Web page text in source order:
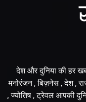
देश और दुनिया की हर
मनोरंजन , बिज़नेस , देश ,
, ज्योतिष , ट्रेवल आपकी